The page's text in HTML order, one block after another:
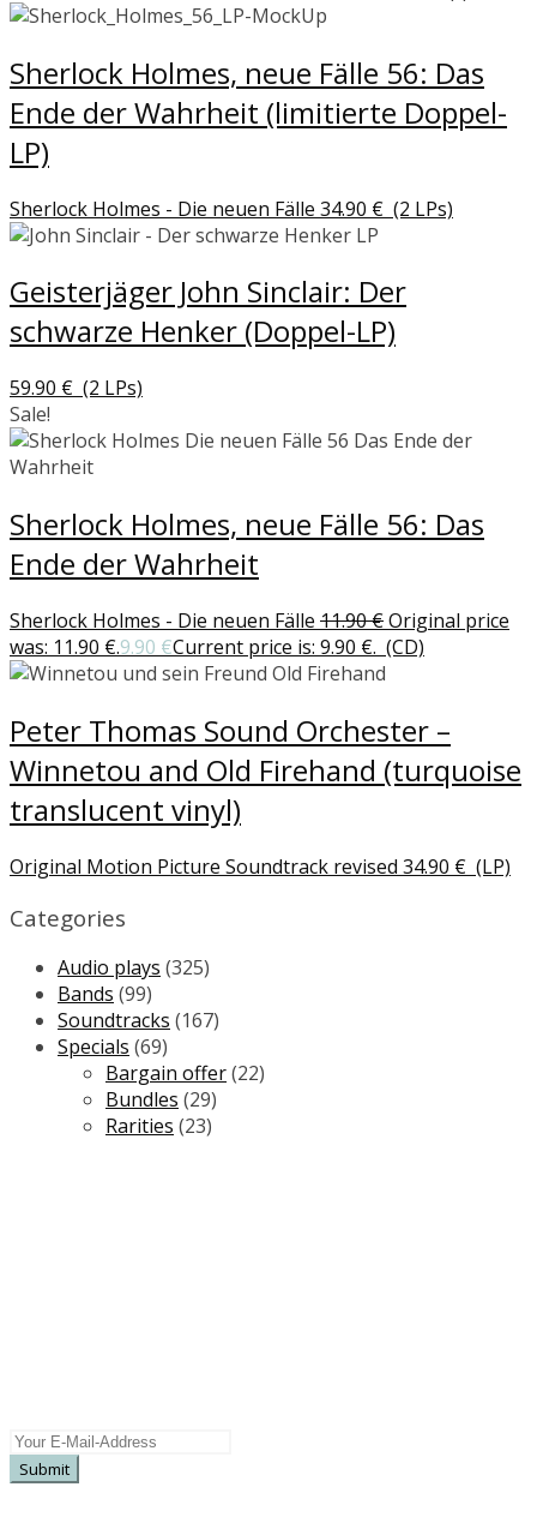
Sherlock Holmes, neue Fälle 56: Das
Ende der Wahrheit (limitierte Doppel-
LP)
Sherlock Holmes - Die neuen Fälle 34.90 € (2 LPs)
Geisterjäger John Sinclair: Der
schwarze Henker (Doppel-LP)
59.90 € (2 LPs)
Sale!
Sherlock Holmes, neue Fälle 56: Das
Ende der Wahrheit
Sherlock Holmes - Die neuen Fälle 11.90€Original price
was: 11.90 €.9.90 €Current price is: 9.90 €. (CD)
Peter Thomas Sound Orchester –
Winnetou and Old Firehand (turquoise
translucent vinyl)
Original Motion Picture Soundtrack revised 34.90 € (LP)
Categories
Audio plays (325)
Bands (99)
Soundtracks (167)
Specials (69)
Bargain offer(22)
Bundles (29)
Rarities (23)